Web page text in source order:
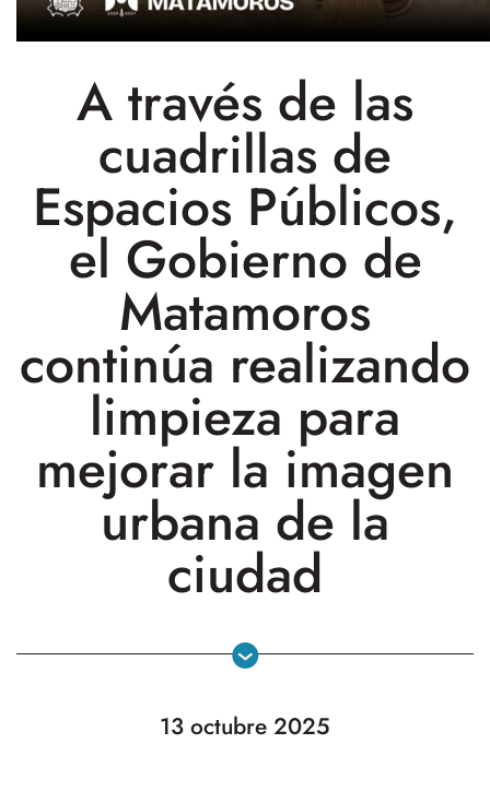
A través de las
cuadrillas de
Espacios Públicos,
el Gobierno de
Matamoros
continúa realizando
limpieza para
mejorar la imagen
urbana de la
ciudad
13 octubre 2025